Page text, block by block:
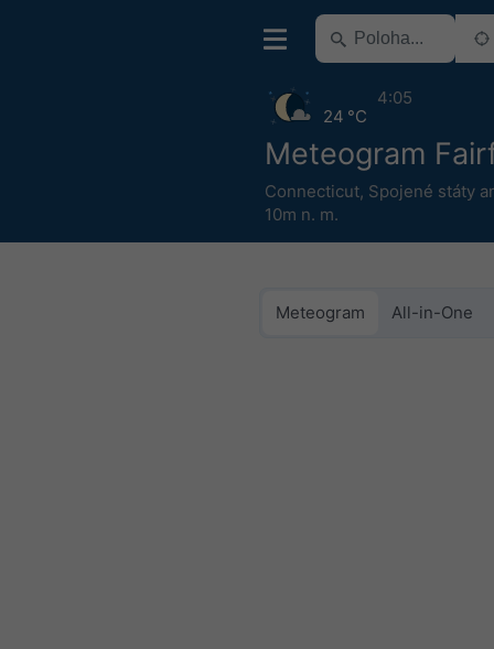
Meteogram
Connecticut, Spojené státy
10m n. m.
24 °C
4:05
Meteogram All-in-One